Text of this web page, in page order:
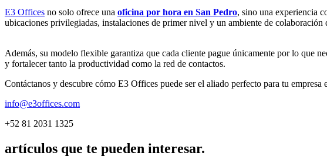
E3 Offices no solo ofrece una oficina por hora en San Pedro, sino una experiencia
ubicaciones privilegiadas, instalaciones de primer nivel y un ambiente de
Además, su modelo flexible garantiza que cada cliente pague únicamente por lo que
y fortalecer tanto la productividad como la red de contactos.
Contáctanos y descubre cómo E3 Offices puede ser el aliado perfecto para tu empresa
info@e3offices.com
+52 81 2031 1325
artículos que te pueden interesar.